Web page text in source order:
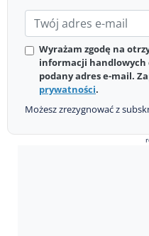
Wyrażam zgodę na
informacji handlowych
podany adres e-mail.
prywatności.
Możesz zrezygnować z